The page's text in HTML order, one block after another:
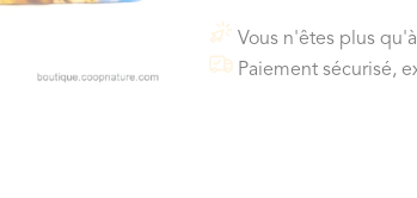
Vous n'êtes plus
Paiement sécurisé,